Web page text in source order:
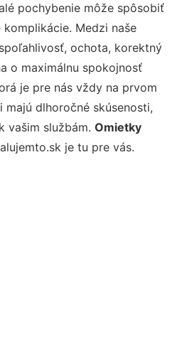
pochybenie môže spôsobiť
Medzi naše
ochota, korektný
o maximálnu spokojnosť
je pre nás vždy na prvom
majú dlhoročné skúsenosti,
vašim službám. Omietky
je tu pre vás.